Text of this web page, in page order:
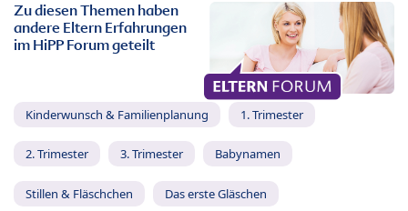
Zu diesen Themen haben
andere Eltern Erfahrungen
im HiPP Forum geteilt
Kinderwunsch & Familienplanung 1. Trimester
2. Trimester 3. Trimester Babynamen
Stillen & Fläschchen Das erste Gläschen